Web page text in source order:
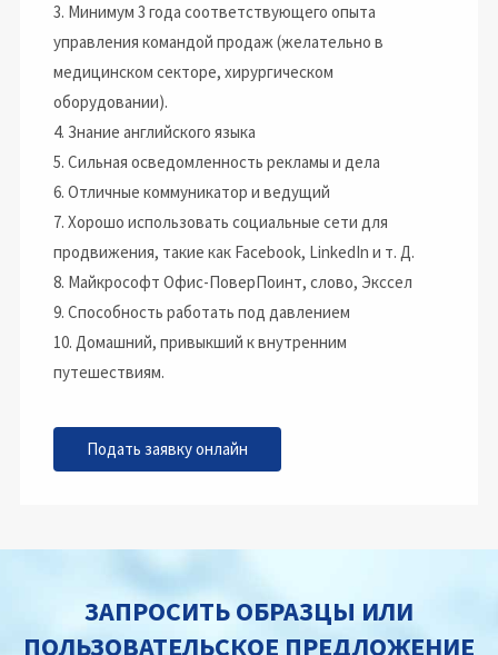
3. Минимум 3 года соответствующего опыта
управления командой продаж (желательно в
медицинском секторе, хирургическом
оборудовании).
4. Знание английского языка
5. Сильная осведомленность рекламы и дела
6. Отличные коммуникатор и ведущий
7. Хорошо использовать социальные сети для
продвижения, такие как Facebook, LinkedIn и т. Д.
8. Майкрософт Офис-ПоверПоинт, слово, Экссел
9. Способность работать под давлением
10. Домашний, привыкший к внутренним
путешествиям.
Подать заявку онлайн
ЗАПРОСИТЬ ОБРАЗЦЫ ИЛИ
ПОЛЬЗОВАТЕЛЬСКОЕ ПРЕДЛОЖЕНИЕ